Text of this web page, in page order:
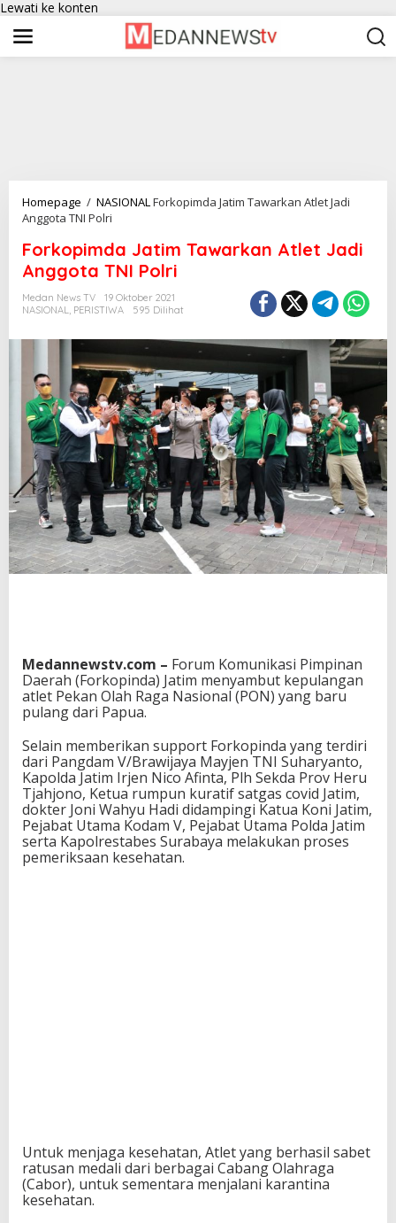
Lewati ke konten
Homepage / NASIONALForkopimda Jatim Tawarkan Atlet Jadi
Anggota TNI Polri
Forkopimda Jatim Tawarkan Atlet Jadi
Anggota TNI Polri
Medan News TV
19 Oktober 2021
NASIONAL, PERISTIWA 595 Dilihat
Medannewstv.com – Forum Komunikasi Pimpinan
Daerah (Forkopinda) Jatim menyambut kepulangan
atlet Pekan Olah Raga Nasional (PON) yang baru
pulang dari Papua.
Selain memberikan support Forkopinda yang terdiri
dari Pangdam V/Brawijaya Mayjen TNI Suharyanto,
Kapolda Jatim Irjen Nico Afinta, Plh Sekda Prov Heru
Tjahjono, Ketua rumpun kuratif satgas covid Jatim,
dokter Joni Wahyu Hadi didampingi Katua Koni Jatim,
Pejabat Utama Kodam V, Pejabat Utama Polda Jatim
serta Kapolrestabes Surabaya melakukan proses
pemeriksaan kesehatan.
Untuk menjaga kesehatan, Atlet yang berhasil sabet
ratusan medali dari berbagai Cabang Olahraga
(Cabor), untuk sementara menjalani karantina
kesehatan.